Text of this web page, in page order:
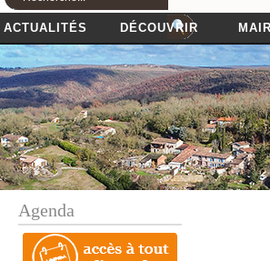
ACTUALITÉS DÉCOUVRIR
Agenda